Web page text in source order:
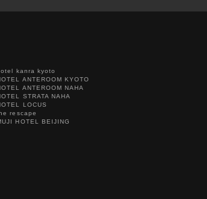
kanra kyoto
ANTEROOM KYOTO
ANTEROOM NAHA
STRATA NAHA
LOCUS
rescape
HOTEL BEIJING